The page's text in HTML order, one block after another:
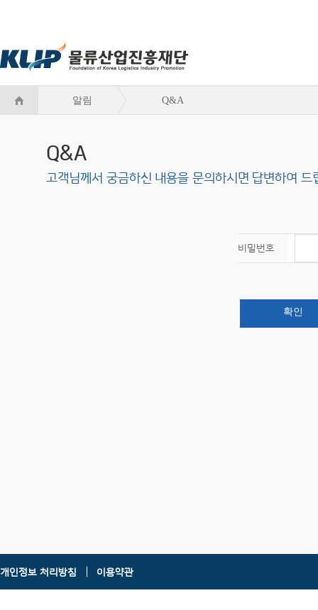
알림 Q&A
Q&A
고객님께서 궁금하신 내용을 문의하시면 답변하여 드
비밀번호
확인
개인정보 처리방침 이용약관